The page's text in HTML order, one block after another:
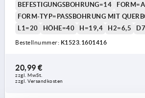
BEFESTIGUNGSBOHRUNG=14
FORM=A
FORM-TYP=PASSBOHRUNG MIT
L1=20
HÖHE=40 H=19,4 H2=6,5
Bestellnummer: K1523.1601416
20,99 €
zzgl. MwSt.
zzgl. Versandkosten